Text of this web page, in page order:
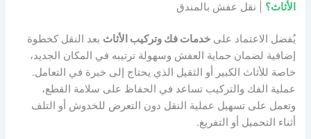
الأثاث؟ | نقل عفش بالمندق
يُفضل الاعتماد علىخدمات فك وتركيب الأثاث بعد النقل كخطوة
إضافية لضمان حماية العفش وسهولة ترتيبه في المكان الجديد،
خاصة للأثاث الكبير أو الثقيل الذي يحتاج إلى خبرة في التعامل.
عملية الفك والتركيب تساعد في الحفاظ على سلامة القطع،
وتعمل على تسهيل عملية النقل دون التعرض للخدوش أو التلف
أثناء التحميل أو التفريغ.